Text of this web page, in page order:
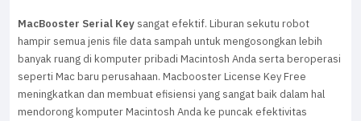
MacBooster Serial Key sangat efektif. Liburan sekutu robot
hampir semua jenis file data sampah untuk mengosongkan lebih
banyak ruang di komputer pribadi Macintosh Anda serta beroperasi
seperti Mac baru perusahaan. Macbooster License Key Free
meningkatkan dan membuat efisiensi yang sangat baik dalam hal
mendorong komputer Macintosh Anda ke puncak efektivitas